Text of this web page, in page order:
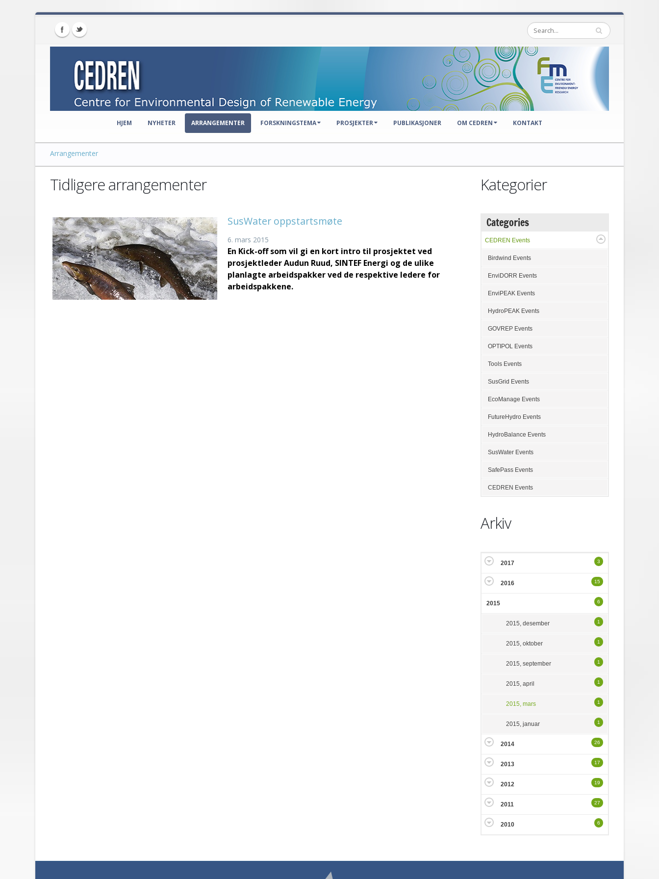
HJEM NYHETER ARRANGEMENTER FORSKNINGSTEMA PROSJEKTER PUBLIKASJONER OM CEDREN KONTAKT
Arrangementer
Tidligere arrangementer
SusWater oppstartsmøte
6. mars 2015
En Kick-off som vil gi en kort intro til prosjektet ved
prosjektleder Audun Ruud, SINTEF Energi og de ulike
planlagte arbeidspakker ved de respektive ledere for
arbeidspakkene.
Kategorier
Categories
CEDREN Events
Birdwind Events
EnviDORR Events
EnviPEAK Events
HydroPEAK Events
GOVREP Events
OPTIPOL Events
Tools Events
SusGrid Events
EcoManage Events
FutureHydro Events
HydroBalance Events
SusWater Events
SafePass Events
CEDREN Events
Arkiv
2017 3
2016 15
2015 6
2015, desember 1
2015, oktober 1
2015, september 1
2015, april 1
2015, mars 1
2015, januar 1
2014 26
2013 17
2012 19
2011 27
2010 6